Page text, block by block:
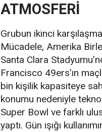
ATMOSFERİ
Grubun ikinci
Mücadele, Amerika
Santa Clara
Francisco 49ers’ın
bin kişilik kapasiteye
konumu nedeniyle
Super Bowl ve farklı
yaptı. Gün ışığı